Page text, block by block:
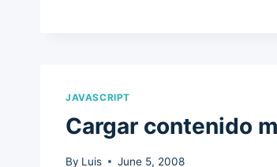
JAVASCRIPT
Cargar contenido
By Luis June 5, 2008